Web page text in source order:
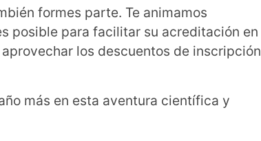
formes parte. Te animamos
posible para facilitar su acreditación en
los descuentos de inscripción
más en esta aventura científica y